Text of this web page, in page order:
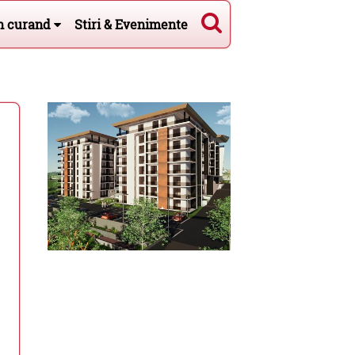
curand Stiri & Evenimente